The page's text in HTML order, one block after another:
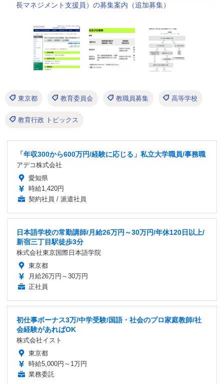
長マネジメント支援員）の募集案内（追加募集）
東京都 教育委員会 教職員募集 高等学校
教育行政 トピックス
「年収300から600万円/経験に応じる」私立大学職員/事務職
アデコ株式会社
愛知県
時給1,420円
契約社員 / 派遣社員
日本語学校の常勤講師/月給26万円～30万円/年休120日以上/
新宿三丁目駅徒歩3分
株式会社東京国際日本語学院
東京都
月給26万円～30万円
正社員
初仕事ボーナス3万/中学受験/国語・社会のプロ家庭教師/社
会経験があればOK
株式会社イスト
東京都
時給5,000円～1万円
業務委託